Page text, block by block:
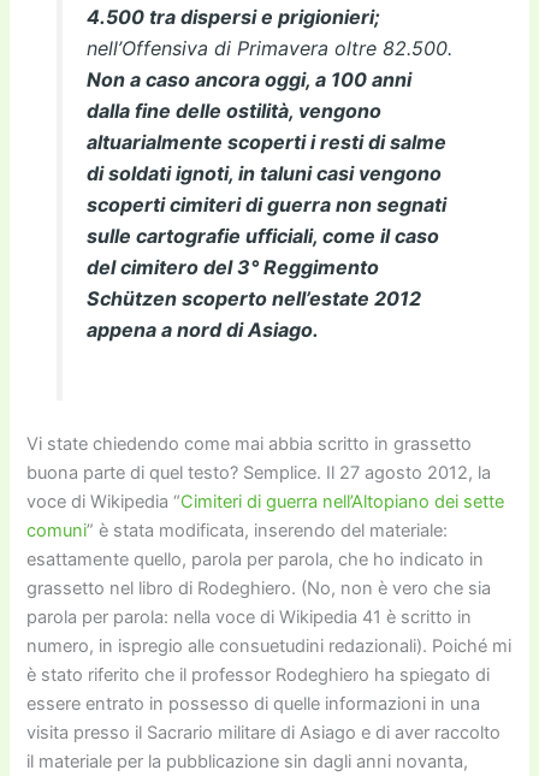
4.500 tra dispersi e prigionieri;
nell’Offensiva di Primavera oltre 82.500.
Non a caso ancora oggi, a 100 anni
dalla fine delle ostilità, vengono
altuarialmente scoperti i resti di salme
di soldati ignoti, in taluni casi vengono
scoperti cimiteri di guerra non segnati
sulle cartografie ufficiali, come il caso
del cimitero del 3° Reggimento
Schützen scoperto nell’estate 2012
appena a nord di Asiago.
Vi state chiedendo come mai abbia scritto in grassetto
buona parte di quel testo? Semplice. Il 27 agosto 2012, la
voce di Wikipedia “Cimiteri di guerra nell’Altopiano dei sette
comuni” è stata modificata, inserendo del materiale:
esattamente quello, parola per parola, che ho indicato in
grassetto nel libro di Rodeghiero. (No, non è vero che sia
parola per parola: nella voce di Wikipedia 41 è scritto in
numero, in ispregio alle consuetudini redazionali). Poiché mi
è stato riferito che il professor Rodeghiero ha spiegato di
essere entrato in possesso di quelle informazioni in una
visita presso il Sacrario militare di Asiago e di aver raccolto
il materiale per la pubblicazione sin dagli anni novanta,